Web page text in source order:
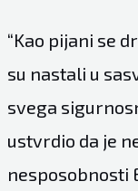
“Kao pijani se
su nastali u
svega
ustvrdio da je
nesposobnosti